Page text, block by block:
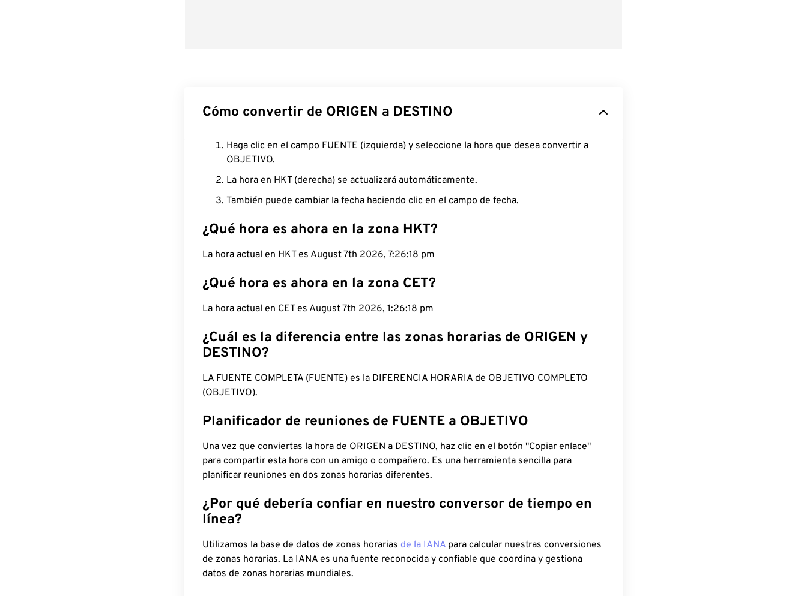
Cómo convertir de ORIGEN a DESTINO
Haga clic en el campo FUENTE (izquierda) y seleccione la hora que desea convertir a
OBJETIVO.
La hora en HKT (derecha) se actualizará automáticamente.
También puede cambiar la fecha haciendo clic en el campo de fecha.
¿Qué hora es ahora en la zona HKT?
La hora actual en HKT es August 7th 2026, 7:26:19 pm
¿Qué hora es ahora en la zona CET?
La hora actual en CET es August 7th 2026, 1:26:19 pm
¿Cuál es la diferencia entre las zonas horarias de ORIGEN y
DESTINO?
LA FUENTE COMPLETA (FUENTE) es la DIFERENCIA HORARIA de OBJETIVO COMPLETO
(OBJETIVO).
Planificador de reuniones de FUENTE a OBJETIVO
Una vez que conviertas la hora de ORIGEN a DESTINO, haz clic en el botón "Copiar enlace"
para compartir esta hora con un amigo o compañero. Es una herramienta sencilla para
planificar reuniones en dos zonas horarias diferentes.
¿Por qué debería confiar en nuestro conversor de tiempo en
línea?
Utilizamos la base de datos de zonas horarias de la IANA para calcular nuestras conversiones
de zonas horarias. La IANA es una fuente reconocida y confiable que coordina y gestiona
datos de zonas horarias mundiales.